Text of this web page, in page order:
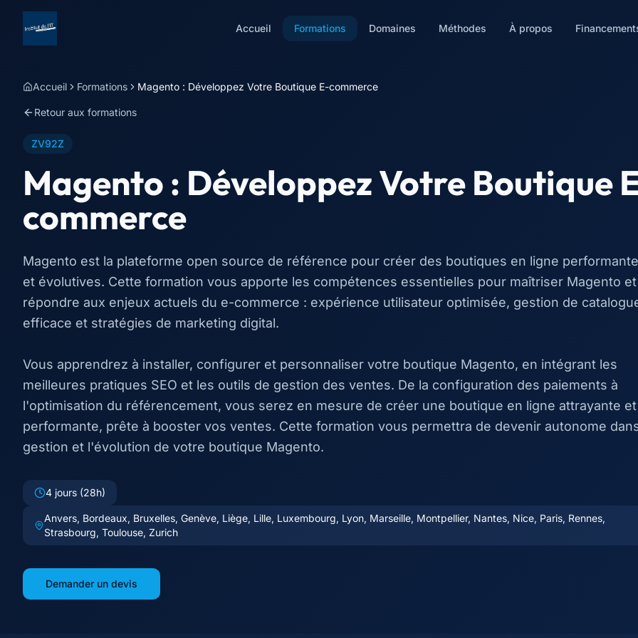
Accueil Formations Domaines Méthodes À propos
Accueil Formations Magento : Développez Votre Boutique E-commerce
Retour aux formations
ZV92Z
Magento : Développez Votre Boutique
commerce
Magento est la plateforme open source de référence pour créer des boutiques en ligne
et évolutives. Cette formation vous apporte les compétences essentielles pour maîtriser Magento et
répondre aux enjeux actuels du e-commerce : expérience utilisateur optimisée, gestion de
efficace et stratégies de marketing digital.
Vous apprendrez à installer, configurer et personnaliser votre boutique Magento, en intégrant les
meilleures pratiques SEO et les outils de gestion des ventes. De la configuration des paiements à
l'optimisation du référencement, vous serez en mesure de créer une boutique en ligne attrayante et
performante, prête à booster vos ventes. Cette formation vous permettra de devenir autonome
gestion et l'évolution de votre boutique Magento.
4 jours (28h)
Anvers, Bordeaux, Bruxelles, Genève, Liège, Lille, Luxembourg, Lyon, Marseille, Montpellier, Nantes, Nice, Paris, Rennes,
Strasbourg, Toulouse, Zurich
Demander un devis